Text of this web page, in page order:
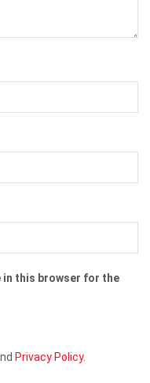
in this browser for the
Privacy Policy.